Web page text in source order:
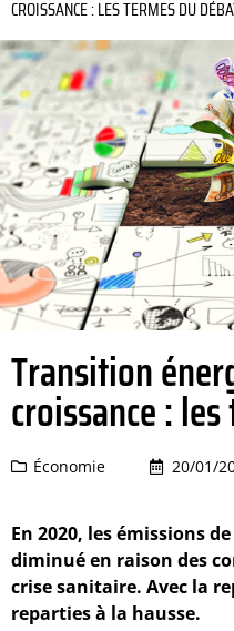
CROISSANCE : LES TERMES DU
Transition
croissance :
Économie 20/01/
En 2020, les émissions
diminué en raison des
crise sanitaire. Avec la
reparties à la hausse.